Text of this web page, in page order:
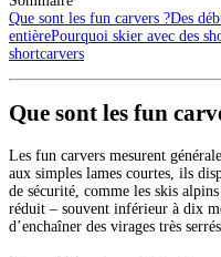
Que sont les fun carvers ?Des
entièrePourquoi skier avec des
shortcarvers
Que sont les fun
Les fun carvers mesurent
aux simples lames courtes, ils
de sécurité, comme les skis
réduit – souvent inférieur à dix
d’enchaîner des virages très